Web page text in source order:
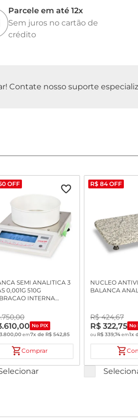
Parcele em até 12x
Sem juros no cartão de
crédito
Contate nosso suporte
OFF
SEMI ANALITICA 3
0,001G 510G
INTERNA
INMETRO
.750,00
.610,00 No PIX
3.800,00em7x de R$ 542,85
Comprar
R$ 84 OFF
NUCLEO
BALANCA
R$ 424,67
R$ 322,75 No
ou R$ 339,74em1x